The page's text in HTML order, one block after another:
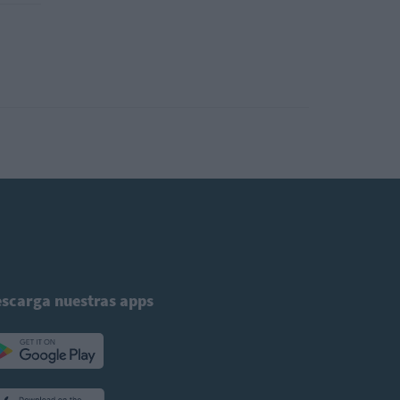
nuestras apps